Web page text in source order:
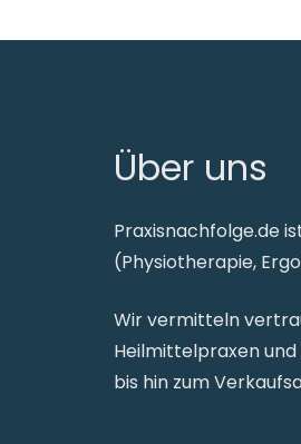
Über uns
Praxisnachfolge.de
(Physiotherapie,
Wir vermitteln
Heilmittelpraxen
bis hin zum